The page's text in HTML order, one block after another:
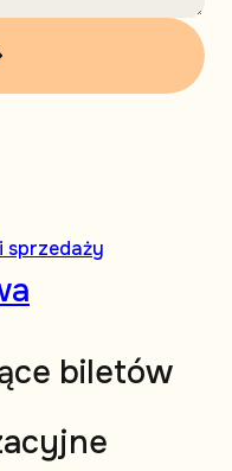
sprzedaży
biletów